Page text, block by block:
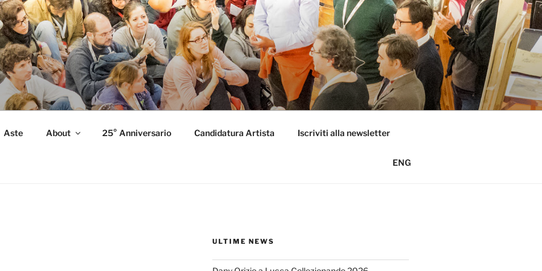
Aste About 25° Anniversario Candidatura Artista Iscriviti alla newsletter
ENG
ULTIME NEWS